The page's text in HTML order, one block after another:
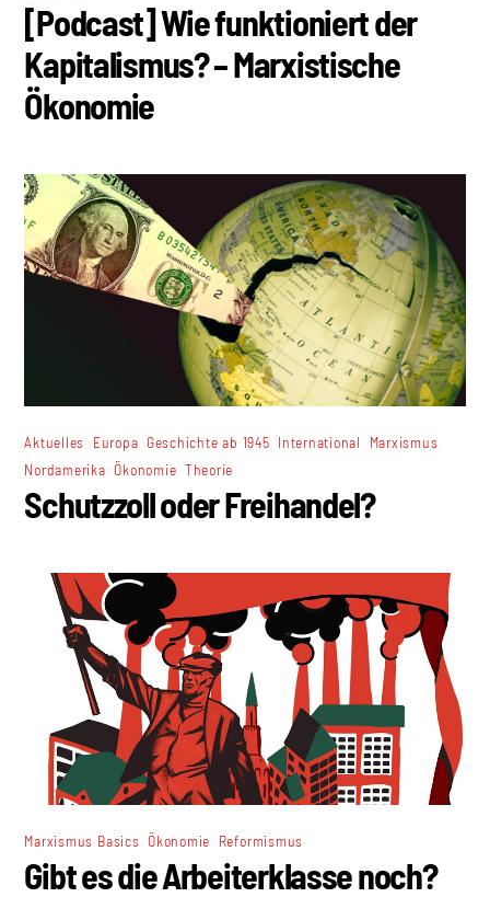
[Podcast] Wie funktioniert der
Kapitalismus? – Marxistische
Ökonomie
Aktuelles Europa Geschichte ab 1945 International Marxismus
Nordamerika Ökonomie Theorie
Schutzzoll oder Freihandel?
Marxismus Basics Ökonomie Reformismus
Gibt es die Arbeiterklasse noch?